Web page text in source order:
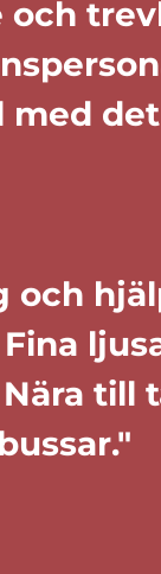
och
och
till
bussar."